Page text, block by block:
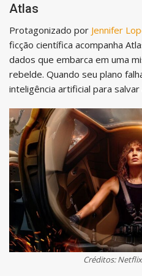
Atlas
Protagonizado por Jennifer
ficção científica acompanha
dados que embarca em uma
rebelde. Quando seu plano
inteligência artificial para salvar
Créditos: